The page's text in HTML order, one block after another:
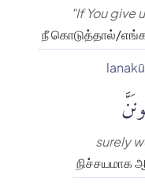
"If You give
நீ கொடுத்தால்/
surely
நிச்சயமாக